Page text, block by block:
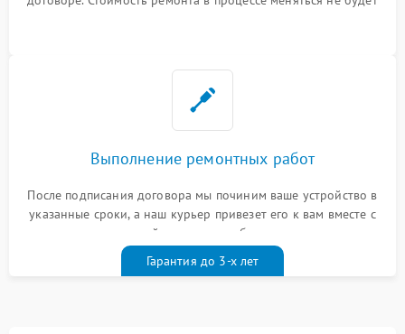
Выполнение ремонтных работ
После подписания договора мы починим ваше устройство в
указанные сроки, а наш курьер привезет его к вам вместе с
гарантийным талоном бесплатно
Гарантия до 3-х лет